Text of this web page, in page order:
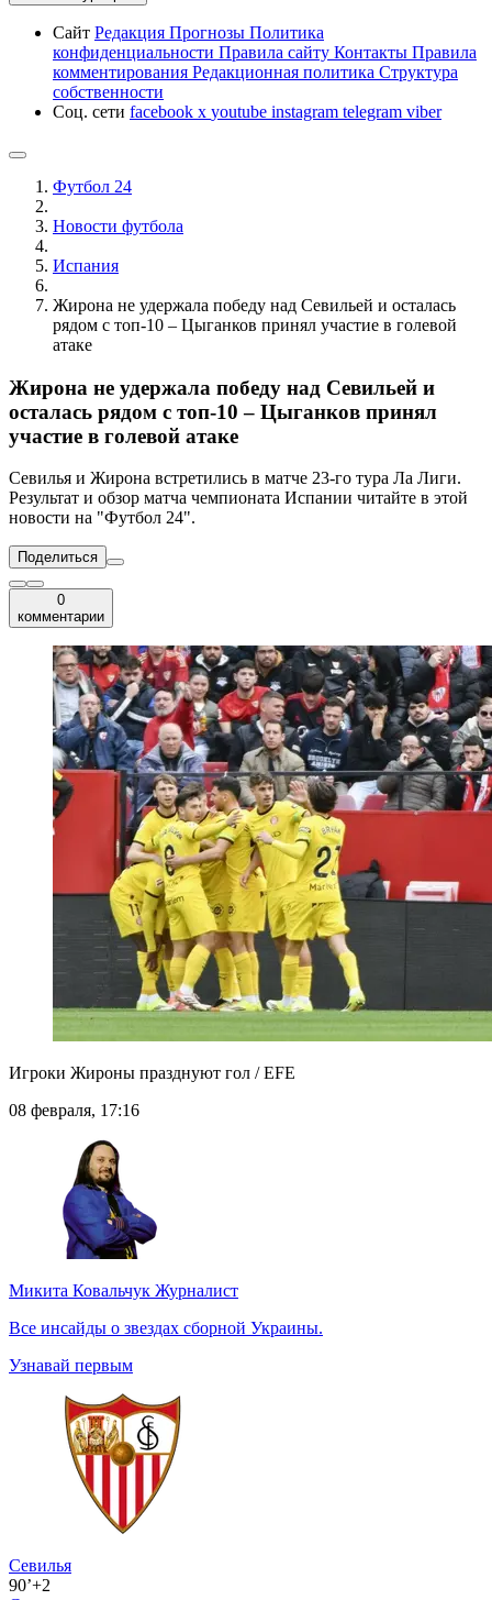
Сайт Редакция Прогнозы Политика
конфиденциальности Правила сайту Контакты Правила
комментирования Редакционная политика Структура
собственности
Соц. сети facebook x youtube instagram telegram viber
Футбол 24
Новости футбола
Испания
Жирона не удержала победу над Севильей и осталась
рядом с топ-10 – Цыганков принял участие в голевой
атаке
Жирона не удержала победу над Севильей и
осталась рядом с топ-10 – Цыганков принял
участие в голевой атаке
Севилья и Жирона встретились в матче 23-го тура Ла Лиги.
Результат и обзор матча чемпионата Испании читайте в этой
новости на "Футбол 24".
Поделиться
0
комментарии
Игроки Жироны празднуют гол / EFE
08 февраля, 17:16
Микита Ковальчук Журналист
Все инсайды о звездах сборной Украины.
Узнавай первым
Севилья
90’+2